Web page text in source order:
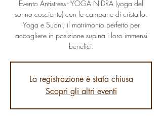
Evento Antistress - YOGA NIDRA (yoga del
sonno cosciente) con le campane di cristallo.
Yoga e Suoni, il matrimonio perfetto per
accogliere in posizione supina i loro immensi
benefici.
La registrazione è stata chiusa
Scopri gli altri eventi